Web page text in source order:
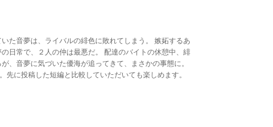
た音夢は、ライバルの緋色に敗れてしまう。 嫉妬するあ
日常で、２人の仲は最悪だ。 配達のバイトの休憩中、緋
、音夢に気づいた優海が追ってきて、まさかの事態に。
に投稿した短編と比較していただいても楽しめます。